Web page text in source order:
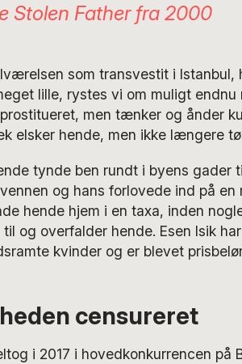
Stolen Fatherfra 2000
som transvestit i Istanbul,
lille, rystes vi om muligt
men tænker og ånder
elsker hende, men ikke længere
tynde ben rundt i byens gader
og hans forlovede ind på en
hende hjem i en taxa, inden
og overfalder hende. Esen Isik
kvinder og er blevet
censureret
i 2017 i hovedkonkurrencen på